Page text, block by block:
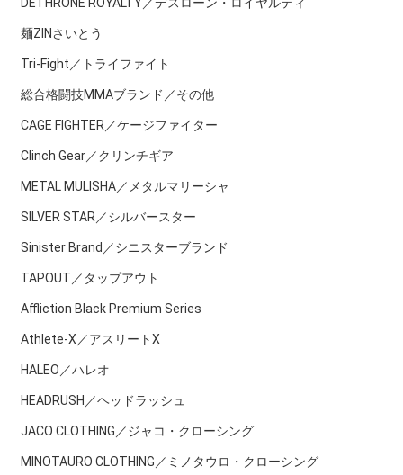
麺ZINさいとう
Tri-Fight／トライファイト
総合格闘技MMAブランド／その他
CAGE FIGHTER／ケージファイター
Clinch Gear／クリンチギア
METAL MULISHA／メタルマリーシャ
SILVER STAR／シルバースター
Sinister Brand／シニスターブランド
TAPOUT／タップアウト
Affliction Black Premium Series
Athlete-X／アスリートX
HALEO／ハレオ
HEADRUSH／ヘッドラッシュ
JACO CLOTHING／ジャコ・クローシング
MINOTAURO CLOTHING／ミノタウロ・クローシング